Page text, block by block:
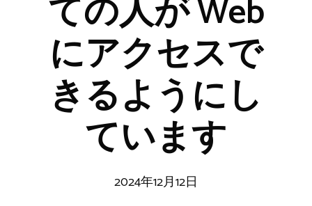
ての人が Web
にアクセスで
きるようにし
ています
2024年12月12日